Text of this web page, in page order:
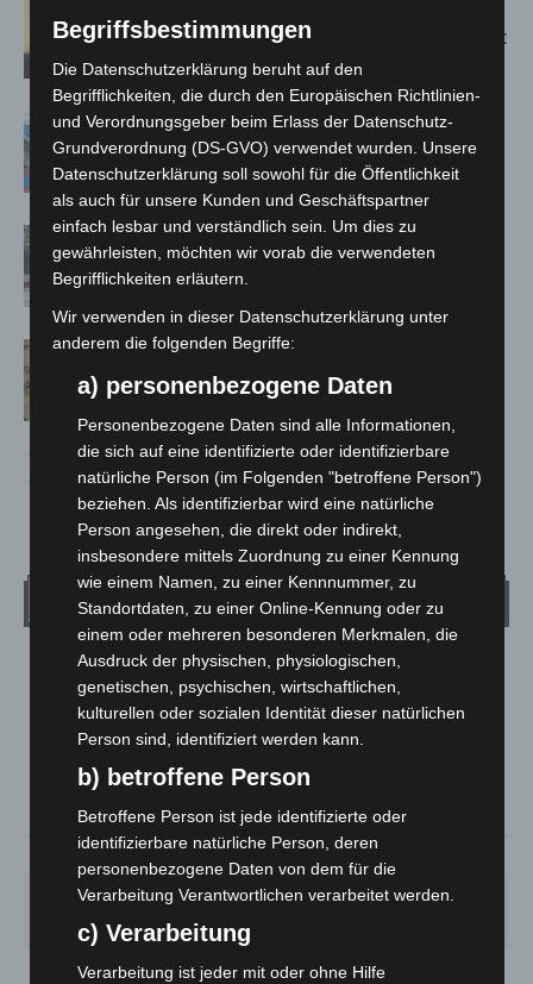
Population in Niedersachsen entdeckt
Mann läuft mit Hockeyschläger über
A7 – Polizei sucht Zeugen
Gasleitung bei McDonald’s-Umbau in
Langenhagen beschädigt
Hannover Klassik Open Air 2026:
Französische Oper im Maschpark
Wetter
LANGENHAGEN
Klarer Himmel
20.9°C
SA.
21°
SO.
34°
MO. DI. MI.
Begriffsbestimmungen
Die Datenschutzerklärung beruht auf den
Begrifflichkeiten, die durch den Europäischen Richtlinien-
und Verordnungsgeber beim Erlass der Datenschutz-
Grundverordnung (DS-GVO) verwendet wurden. Unsere
Datenschutzerklärung soll sowohl für die Öffentlichkeit
als auch für unsere Kunden und Geschäftspartner
einfach lesbar und verständlich sein. Um dies zu
gewährleisten, möchten wir vorab die verwendeten
Begrifflichkeiten erläutern.
Wir verwenden in dieser Datenschutzerklärung unter
anderem die folgenden Begriffe:
a) personenbezogene Daten
Personenbezogene Daten sind alle Informationen,
die sich auf eine identifizierte oder identifizierbare
natürliche Person (im Folgenden "betroffene Person")
beziehen. Als identifizierbar wird eine natürliche
Person angesehen, die direkt oder indirekt,
insbesondere mittels Zuordnung zu einer Kennung
wie einem Namen, zu einer Kennnummer, zu
Standortdaten, zu einer Online-Kennung oder zu
einem oder mehreren besonderen Merkmalen, die
Ausdruck der physischen, physiologischen,
genetischen, psychischen, wirtschaftlichen,
kulturellen oder sozialen Identität dieser natürlichen
Person sind, identifiziert werden kann.
b) betroffene Person
Betroffene Person ist jede identifizierte oder
identifizierbare natürliche Person, deren
personenbezogene Daten von dem für die
Verarbeitung Verantwortlichen verarbeitet werden.
c) Verarbeitung
Verarbeitung ist jeder mit oder ohne Hilfe